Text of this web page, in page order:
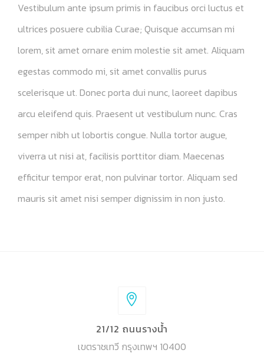
Vestibulum ante ipsum primis in faucibus orci luctus et
ultrices posuere cubilia Curae; Quisque accumsan mi
lorem, sit amet ornare enim molestie sit amet. Aliquam
egestas commodo mi, sit amet convallis purus
scelerisque ut. Donec porta dui nunc, laoreet dapibus
arcu eleifend quis. Praesent ut vestibulum nunc. Cras
semper nibh ut lobortis congue. Nulla tortor augue,
viverra ut nisi at, facilisis porttitor diam. Maecenas
efficitur tempor erat, non pulvinar tortor. Aliquam sed
mauris sit amet nisi semper dignissim in non justo.
21/12 ถนนรางน้ำ
เขตราชเทวี กรุงเทพฯ 10400